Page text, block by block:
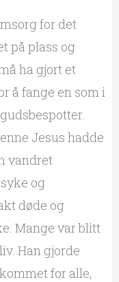
for det
på plass og
ha gjort et
å fange en som i
Jesus hadde
vandret
og
døde og
Mange var blitt
Han gjorde
for alle,